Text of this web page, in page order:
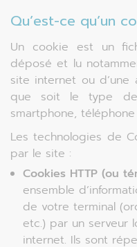
Qu’est-ce qu’un
Un cookie est un
déposé et lu
site internet ou
que soit le type de
smartphone,
Les technologies de
par le site :
Cookies HTTP (ou
ensemble
de votre terminal
etc.) par un serveur
internet. Ils sont